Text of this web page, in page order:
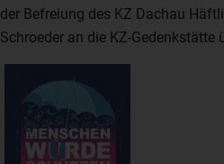
der Befreiung des KZ Dachau
Schroeder an die KZ-Gedenkstätte